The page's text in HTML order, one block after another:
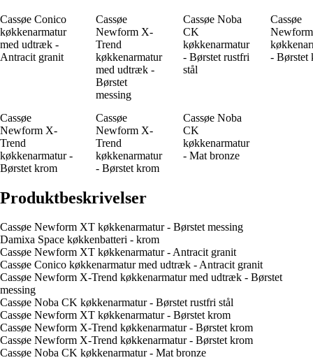
Cassøe Conico
køkkenarmatur
med udtræk -
Antracit granit
Cassøe
Newform X-
Trend
køkkenarmatur
med udtræk -
Børstet
messing
Cassøe Noba
CK
køkkenarmatur
- Børstet rustfri
stål
Cassøe
- Børstet
Cassøe
Newform X-
Trend
køkkenarmatur -
Børstet krom
Cassøe
Newform X-
Trend
køkkenarmatur
- Børstet krom
Cassøe Noba
CK
køkkenarmatur
- Mat bronze
Produktbeskrivelser
Cassøe Newform XT køkkenarmatur - Børstet messing
Damixa Space køkkenbatteri - krom
Cassøe Newform XT køkkenarmatur - Antracit granit
Cassøe Conico køkkenarmatur med udtræk - Antracit granit
Cassøe Newform X-Trend køkkenarmatur med udtræk - Børstet
messing
Cassøe Noba CK køkkenarmatur - Børstet rustfri stål
Cassøe Newform XT køkkenarmatur - Børstet krom
Cassøe Newform X-Trend køkkenarmatur - Børstet krom
Cassøe Newform X-Trend køkkenarmatur - Børstet krom
Cassøe Noba CK køkkenarmatur - Mat bronze